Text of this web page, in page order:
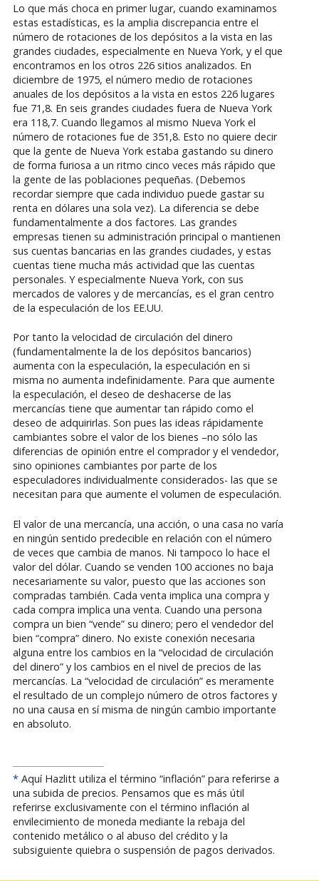
Lo que más choca en primer lugar, cuando examinamos
estas estadísticas, es la amplia discrepancia entre el
número de rotaciones de los depósitos a la vista en las
grandes ciudades, especialmente en Nueva York, y el que
encontramos en los otros 226 sitios analizados. En
diciembre de 1975, el número medio de rotaciones
anuales de los depósitos a la vista en estos 226 lugares
fue 71,8. En seis grandes ciudades fuera de Nueva York
era 118,7. Cuando llegamos al mismo Nueva York el
número de rotaciones fue de 351,8. Esto no quiere decir
que la gente de Nueva York estaba gastando su dinero
de forma furiosa a un ritmo cinco veces más rápido que
la gente de las poblaciones pequeñas. (Debemos
recordar siempre que cada individuo puede gastar su
renta en dólares una sola vez). La diferencia se debe
fundamentalmente a dos factores. Las grandes
empresas tienen su administración principal o mantienen
sus cuentas bancarias en las grandes ciudades, y estas
cuentas tiene mucha más actividad que las cuentas
personales. Y especialmente Nueva York, con sus
mercados de valores y de mercancías, es el gran centro
de la especulación de los EE.UU.
Por tanto la velocidad de circulación del dinero
(fundamentalmente la de los depósitos bancarios)
aumenta con la especulación, la especulación en si
misma no aumenta indefinidamente. Para que aumente
la especulación, el deseo de deshacerse de las
mercancías tiene que aumentar tan rápido como el
deseo de adquirirlas. Son pues las ideas rápidamente
cambiantes sobre el valor de los bienes –no sólo las
diferencias de opinión entre el comprador y el vendedor,
sino opiniones cambiantes por parte de los
especuladores individualmente considerados- las que se
necesitan para que aumente el volumen de especulación.
El valor de una mercancía, una acción, o una casa no varía
en ningún sentido predecible en relación con el número
de veces que cambia de manos. Ni tampoco lo hace el
valor del dólar. Cuando se venden 100 acciones no baja
necesariamente su valor, puesto que las acciones son
compradas también. Cada venta implica una compra y
cada compra implica una venta. Cuando una persona
compra un bien “vende” su dinero; pero el vendedor del
bien “compra” dinero. No existe conexión necesaria
alguna entre los cambios en la “velocidad de circulación
del dinero” y los cambios en el nivel de precios de las
mercancías. La “velocidad de circulación” es meramente
el resultado de un complejo número de otros factores y
no una causa en sí misma de ningún cambio importante
en absoluto.
*Aquí Hazlitt utiliza el término “inflación” para referirse a
una subida de precios. Pensamos que es más útil
referirse exclusivamente con el término inflación al
envilecimiento de moneda mediante la rebaja del
contenido metálico o al abuso del crédito y la
subsiguiente quiebra o suspensión de pagos derivados.